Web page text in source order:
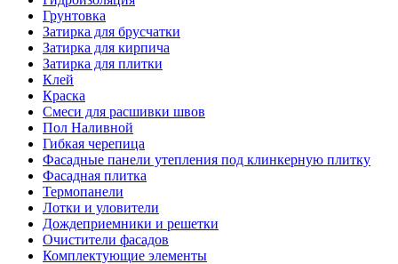
Грунтовка
Затирка для брусчатки
Затирка для кирпича
Затирка для плитки
Клей
Краска
Смеси для расшивки швов
Пол Наливной
Гибкая черепица
Фасадные панели утепления под клинкерную плитку
Фасадная плитка
Термопанели
Лотки и уловители
Дождеприемники и решетки
Очистители фасадов
Комплектующие элементы